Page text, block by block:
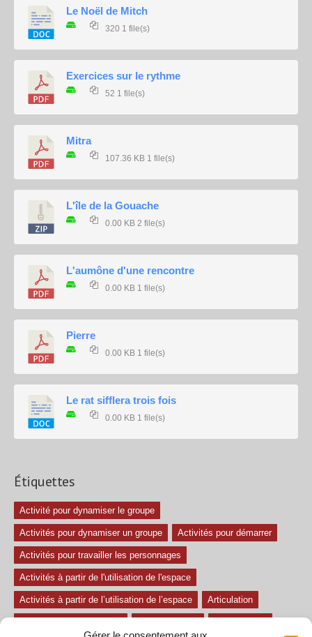
Le Noël de Mitch
320 1 file(s)
Exercices sur le rythme
52 1 file(s)
Mitra
107.36 KB 1 file(s)
L'île de la Gouache
0.00 KB 2 file(s)
L'aumône d'une rencontre
0.00 KB 1 file(s)
Pierre
0.00 KB 1 file(s)
Le rat sifflera trois fois
0.00 KB 1 file(s)
Étiquettes
Activité pour dynamiser le groupe
Activités pour dynamiser un groupe Activités pour démarrer
Activités pour travailler les personnages
Activités à partir de l'utilisation de l'espace
Activités à partir de l’utilisation de l’espace Articulation